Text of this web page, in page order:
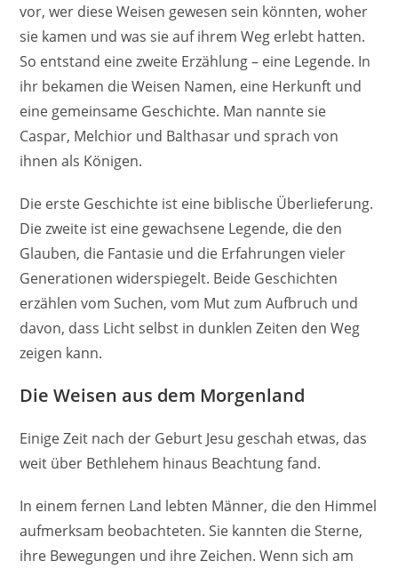
vor, wer diese Weisen gewesen sein könnten, woher
sie kamen und was sie auf ihrem Weg erlebt hatten.
So entstand eine zweite Erzählung – eine Legende. In
ihr bekamen die Weisen Namen, eine Herkunft und
eine gemeinsame Geschichte. Man nannte sie
Caspar, Melchior und Balthasar und sprach von
ihnen als Königen.
Die erste Geschichte ist eine biblische Überlieferung.
Die zweite ist eine gewachsene Legende, die den
Glauben, die Fantasie und die Erfahrungen vieler
Generationen widerspiegelt. Beide Geschichten
erzählen vom Suchen, vom Mut zum Aufbruch und
davon, dass Licht selbst in dunklen Zeiten den Weg
zeigen kann.
Die Weisen aus dem Morgenland
Einige Zeit nach der Geburt Jesu geschah etwas, das
weit über Bethlehem hinaus Beachtung fand.
In einem fernen Land lebten Männer, die den Himmel
aufmerksam beobachteten. Sie kannten die Sterne,
ihre Bewegungen und ihre Zeichen. Wenn sich am